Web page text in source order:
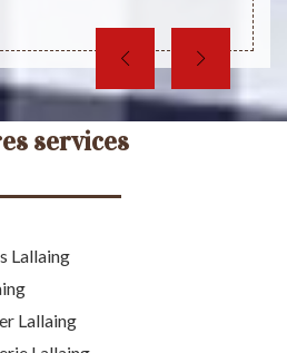
services
Lallaing
Lallaing